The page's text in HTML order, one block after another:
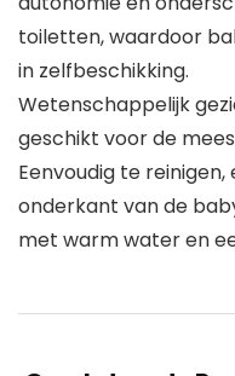
toiletten, waardoor
in zelfbeschikking.
Wetenschappelijk
geschikt voor de
Eenvoudig te
onderkant van de
met warm water en